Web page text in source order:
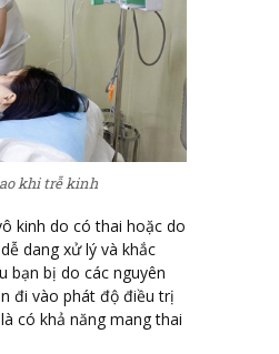
khi trễ kinh
kinh do có thai hoặc do
dang xử lý và khắc
bạn bị do các nguyên
đi vào phát độ điều trị
có khả năng mang thai